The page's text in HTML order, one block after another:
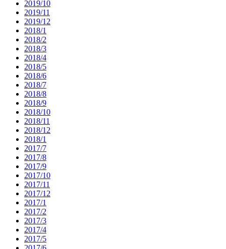
2019/10
2019/11
2019/12
2018/1
2018/2
2018/3
2018/4
2018/5
2018/6
2018/7
2018/8
2018/9
2018/10
2018/11
2018/12
2018/1
2017/7
2017/8
2017/9
2017/10
2017/11
2017/12
2017/1
2017/2
2017/3
2017/4
2017/5